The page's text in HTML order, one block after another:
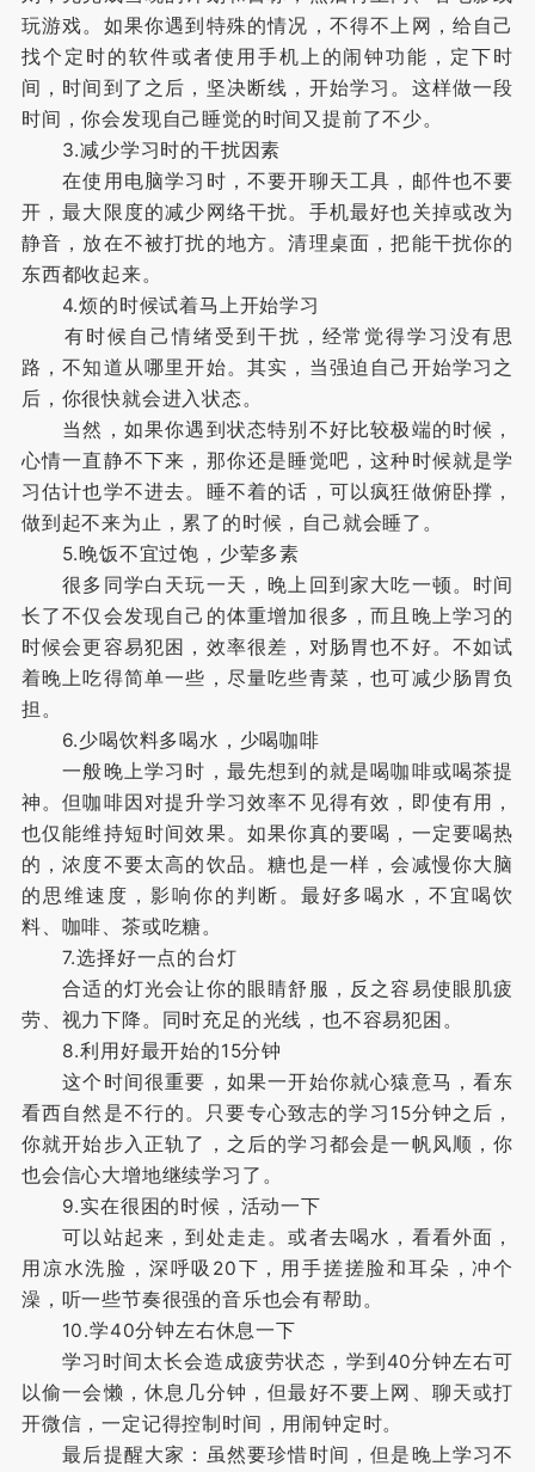
玩游戏。如果你遇到特殊的情况，不得不上网，给自己
找个定时的软件或者使用手机上的闹钟功能，定下时
间，时间到了之后，坚决断线，开始学习。这样做一段
时间，你会发现自己睡觉的时间又提前了不少。
3.减少学习时的干扰因素
在使用电脑学习时，不要开聊天工具，邮件也不要
开，最大限度的减少网络干扰。手机最好也关掉或改为
静音，放在不被打扰的地方。清理桌面，把能干扰你的
东西都收起来。
4.烦的时候试着马上开始学习
有时候自己情绪受到干扰，经常觉得学习没有思
路，不知道从哪里开始。其实，当强迫自己开始学习之
后，你很快就会进入状态。
当然，如果你遇到状态特别不好比较极端的时候，
心情一直静不下来，那你还是睡觉吧，这种时候就是学
习估计也学不进去。睡不着的话，可以疯狂做俯卧撑，
做到起不来为止，累了的时候，自己就会睡了。
5.晚饭不宜过饱，少荤多素
很多同学白天玩一天，晚上回到家大吃一顿。时间
长了不仅会发现自己的体重增加很多，而且晚上学习的
时候会更容易犯困，效率很差，对肠胃也不好。不如试
着晚上吃得简单一些，尽量吃些青菜，也可减少肠胃负
担。
6.少喝饮料多喝水，少喝咖啡
一般晚上学习时，最先想到的就是喝咖啡或喝茶提
神。但咖啡因对提升学习效率不见得有效，即使有用，
也仅能维持短时间效果。如果你真的要喝，一定要喝热
的，浓度不要太高的饮品。糖也是一样，会减慢你大脑
的思维速度，影响你的判断。最好多喝水，不宜喝饮
料、咖啡、茶或吃糖。
7.选择好一点的台灯
合适的灯光会让你的眼睛舒服，反之容易使眼肌疲
劳、视力下降。同时充足的光线，也不容易犯困。
8.利用好最开始的15分钟
这个时间很重要，如果一开始你就心猿意马，看东
看西自然是不行的。只要专心致志的学习15分钟之后，
你就开始步入正轨了，之后的学习都会是一帆风顺，你
也会信心大增地继续学习了。
9.实在很困的时候，活动一下
可以站起来，到处走走。或者去喝水，看看外面，
用凉水洗脸，深呼吸20下，用手搓搓脸和耳朵，冲个
澡，听一些节奏很强的音乐也会有帮助。
10.学40分钟左右休息一下
学习时间太长会造成疲劳状态，学到40分钟左右可
以偷一会懒，休息几分钟，但最好不要上网、聊天或打
开微信，一定记得控制时间，用闹钟定时。
最后提醒大家：虽然要珍惜时间，但是晚上学习不